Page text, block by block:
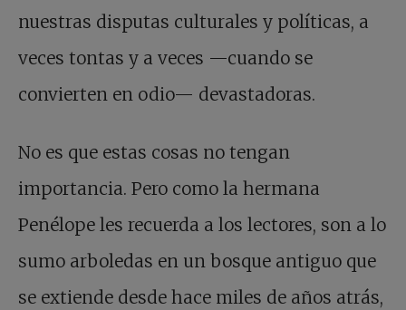
nuestras disputas culturales y políticas, a
veces tontas y a veces —cuando se
convierten en odio— devastadoras.
No es que estas cosas no tengan
importancia. Pero como la hermana
Penélope les recuerda a los lectores, son a lo
sumo arboledas en un bosque antiguo que
se extiende desde hace miles de años atrás,